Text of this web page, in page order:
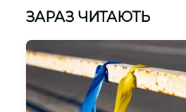
ЗАРАЗ ЧИТАЮТЬ